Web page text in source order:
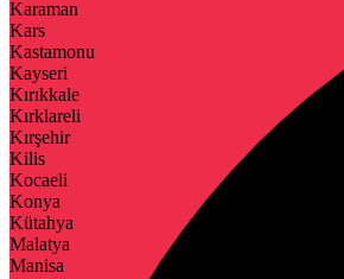
Karaman
Kars
Kastamonu
Kayseri
Kırıkkale
Kırklareli
Kırşehir
Kilis
Kocaeli
Konya
Kütahya
Malatya
Manisa